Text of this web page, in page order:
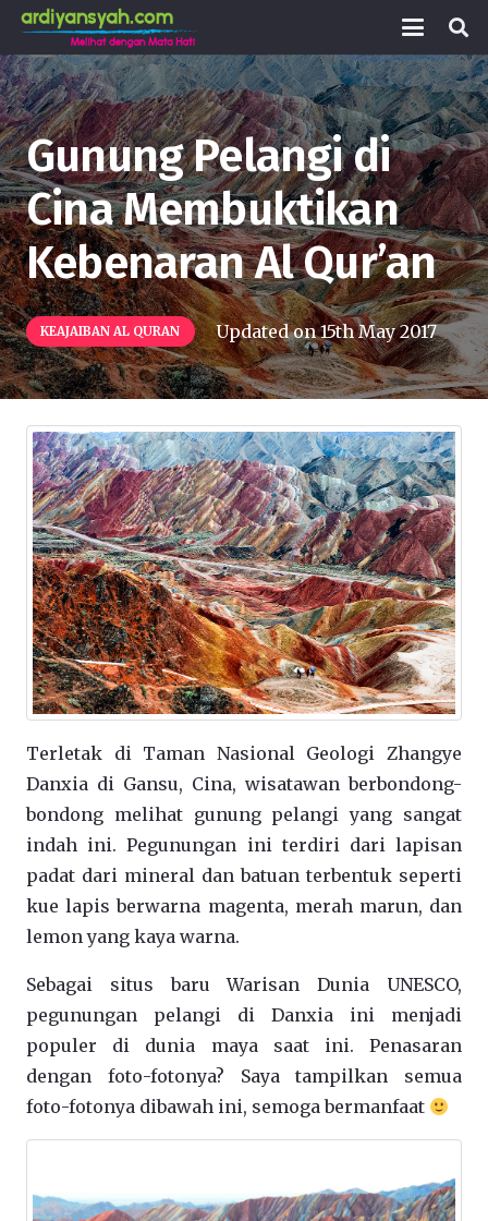
Gunung Pelangi di
Cina Membuktikan
Kebenaran Al Qur’an
KEAJAIBAN AL QURAN Updated on15th May 2017
Terletak di Taman Nasional Geologi Zhangye
Danxia di Gansu, Cina, wisatawan berbondong-
bondong melihat gunung pelangi yang sangat
indah ini. Pegunungan ini terdiri dari lapisan
padat dari mineral dan batuan terbentuk seperti
kue lapis berwarna magenta, merah marun, dan
lemon yang kaya warna.
Sebagai situs baru Warisan Dunia UNESCO,
pegunungan pelangi di Danxia ini menjadi
populer di dunia maya saat ini. Penasaran
dengan foto-fotonya? Saya tampilkan semua
foto-fotonya dibawah ini, semoga bermanfaat